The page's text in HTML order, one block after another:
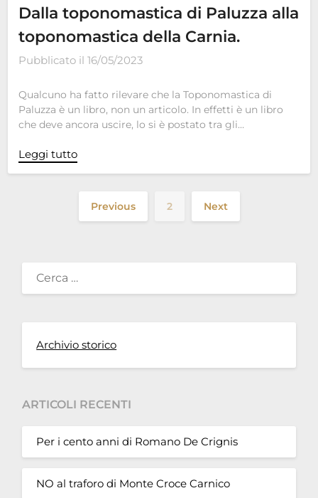
Dalla toponomastica di Paluzza alla
toponomastica della Carnia.
Pubblicato il16/05/2023
Qualcuno ha fatto rilevare che la Toponomastica di
Paluzza è un libro, non un articolo. In effetti è un libro
che deve ancora uscire, lo si è postato tra gli…
Leggi tutto
Previous 2 Next
RICERCA
Archivio storico
ARTICOLI RECENTI
Per i cento anni di Romano De Crignis
NO al traforo di Monte Croce Carnico